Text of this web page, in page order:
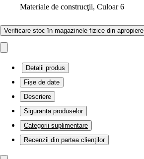
Materiale de construcţii, Culoar 6
Verificare stoc în magazinele fizice din apropiere
Detalii produs
Fișe de date
Descriere
Siguranța produselor
Categorii suplimentare
Recenzii din partea clienților